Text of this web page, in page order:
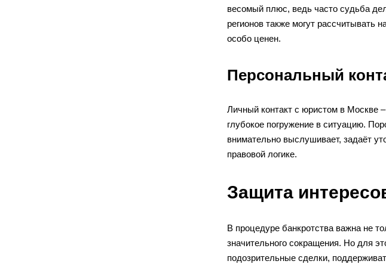
весомый плюс, ведь часто судьба
регионов также могут рассчитывать
особо ценен.
Персональный
Личный контакт с юристом в Москве
глубокое погружение в ситуацию.
внимательно выслушивает, задаёт
правовой логике.
Защита
В процедуре банкротства важна не
значительного сокращения. Но для
подозрительные сделки,